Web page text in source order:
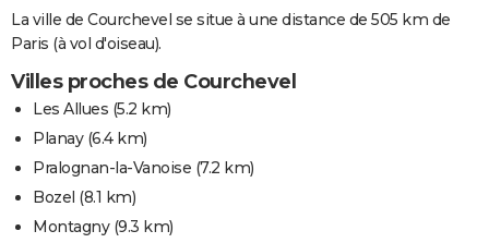
La ville de Courchevel se situe à une distance de 505 km de
Paris (à vol d'oiseau).
Villes proches de Courchevel
Les Allues (5.2 km)
Planay(6.4 km)
Pralognan-la-Vanoise (7.2 km)
Bozel (8.1 km)
Montagny(9.3 km)